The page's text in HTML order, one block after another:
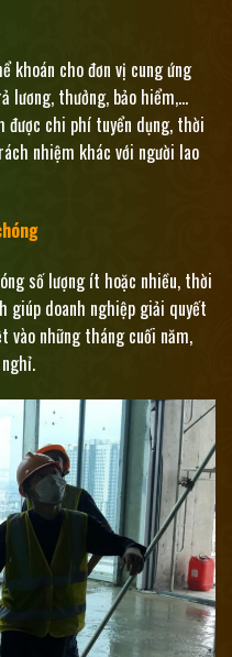
khoán cho đơn vị cung ứng
lương, thưởng, bảo hiểm,…
chi phí tuyển dụng, thời
nhiệm khác với người lao
số lượng ít hoặc nhiều, thời
giúp doanh nghiệp giải quyết
vào những tháng cuối năm,